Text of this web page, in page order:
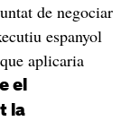
de negociar
espanyol
aplicaria
el
la